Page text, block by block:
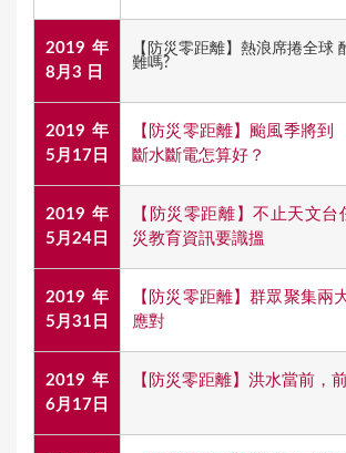
2019年
8月3 日
【防災零距離】熱浪席捲全球
難嗎?
2019年
5月17日
【防災零距離】颱風季將
斷水斷電怎算好？
2019年
5月24日
【防災零距離】不止天文
災教育資訊要識搵
2019年
5月31日
【防災零距離】群眾聚集
應對
2019年
6月17日
【防災零距離】洪水當前，